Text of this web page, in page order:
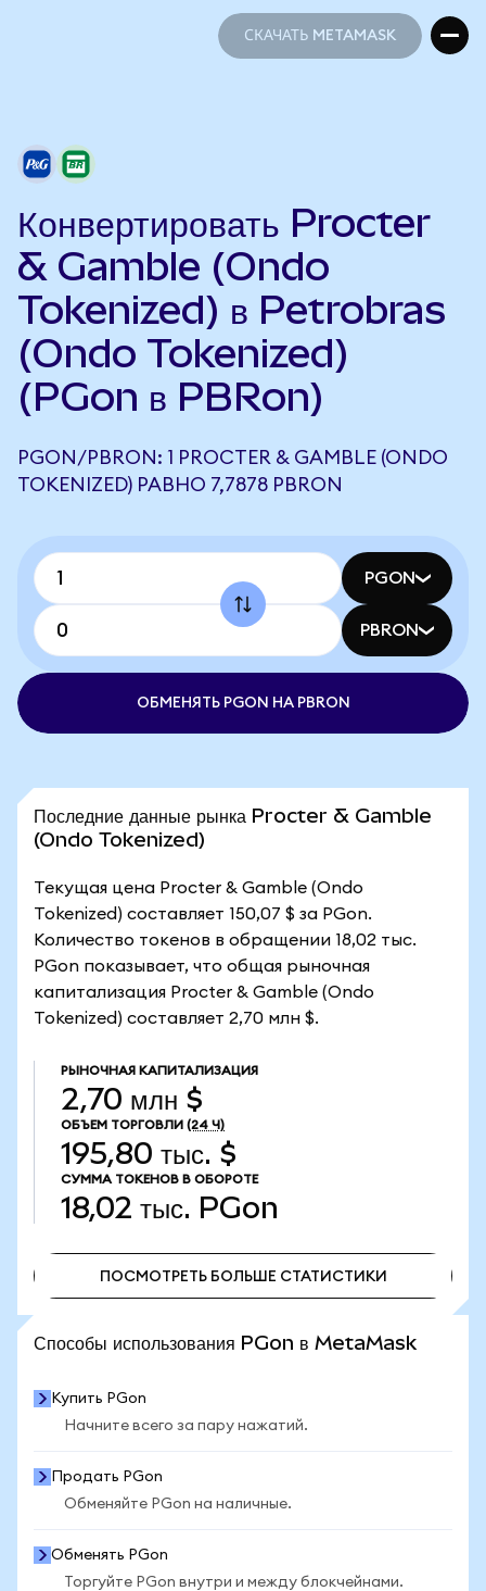
СКАЧАТЬ METAMASK
Конвертировать Procter
& Gamble (Ondo
Tokenized) в Petrobras
(Ondo Tokenized)
(PGon в PBRon)
PGON/PBRON: 1 PROCTER & GAMBLE (ONDO
TOKENIZED) РАВНО 7,7878 PBRON
PGON
PBRON
ОБМЕНЯТЬ PGON НА PBRON
Последние данные рынка Procter & Gamble
(Ondo Tokenized)
Текущая цена Procter & Gamble (Ondo
Tokenized) составляет 150,07 $ за PGon.
Количество токенов в обращении 18,02 тыс.
PGon показывает, что общая рыночная
капитализация Procter & Gamble (Ondo
Tokenized) составляет 2,70 млн $.
РЫНОЧНАЯ КАПИТАЛИЗАЦИЯ
2,70 млн $
ОБЪЕМ ТОРГОВЛИ (24 Ч)
195,80 тыс. $
СУММА ТОКЕНОВ В ОБОРОТЕ
18,02 тыс. PGon
ПОСМОТРЕТЬ БОЛЬШЕ СТАТИСТИКИ
Способы использования PGon в MetaMask
Купить PGon
Начните всего за пару нажатий.
Продать PGon
Обменяйте PGon на наличные.
Обменять PGon
Торгуйте PGon внутри и между блокчейнами.